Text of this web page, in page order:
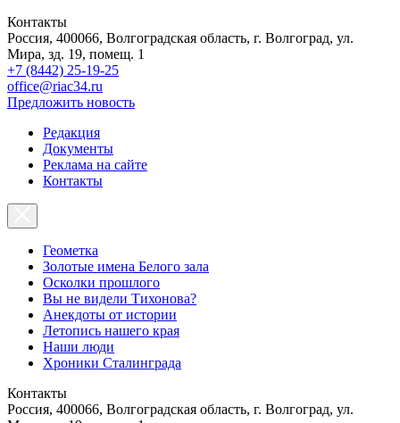
Контакты
Россия, 400066, Волгоградская область, г. Волгоград, ул.
Мира, зд. 19, помещ. 1
+7 (8442) 25-19-25
office@riac34.ru
Предложить новость
Редакция
Документы
Реклама на сайте
Контакты
Геометка
Золотые имена Белого зала
Осколки прошлого
Вы не видели Тихонова?
Анекдоты от истории
Летопись нашего края
Наши люди
Хроники Сталинграда
Контакты
Россия, 400066, Волгоградская область, г. Волгоград, ул.